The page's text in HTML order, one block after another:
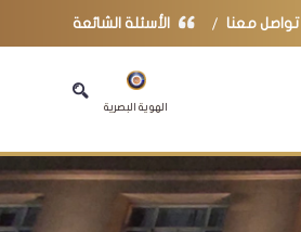
تواصل معنا الأسئلة الشائعة
الهوية البصرية